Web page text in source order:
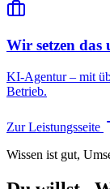
Wir setzen das
KI-Agentur – mit
Betrieb.
Zur Leistungsseite
Wissen ist gut,